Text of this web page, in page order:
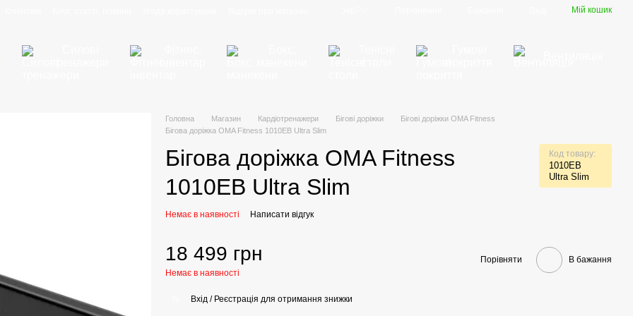
Мій кошик
Головна Магазин Кардіотренажери Бігові доріжки
Бігові доріжки OMA Fitness
Бігова доріжка OMA Fitness 1010EB Ultra Slim
Бігова доріжка OMA Fitness
1010EB Ultra Slim
Код товару:
1010EB
Ultra Slim
Немає в наявності Написати відгук
18 499 грн
Немає в наявності
Порівняти В бажання
Вхід / Реєстрація для отримання знижки